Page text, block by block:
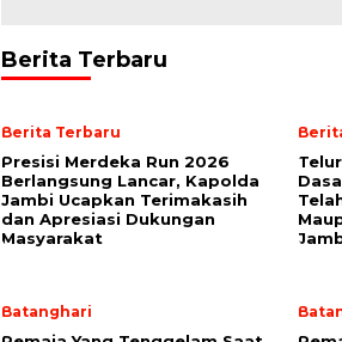
Berita Terbaru
Berita Terbaru
Presisi Merdeka Run 2026
Berlangsung Lancar, Kapolda
Jambi Ucapkan Terimakasih
dan Apresiasi Dukungan
Masyarakat
Batanghari